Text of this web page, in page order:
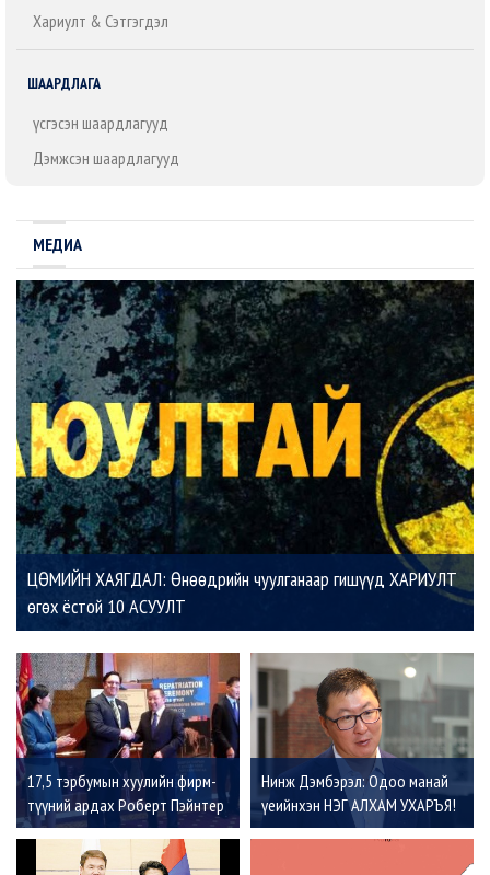
Хариулт & Сэтгэгдэл
ШААРДЛАГА
Үүсгэсэн шаардлагууд
Дэмжсэн шаардлагууд
МЕДИА
ЦӨМИЙН ХАЯГДАЛ: Өнөөдрийн чуулганаар гишүүд ХАРИУЛТ
өгөх ёстой 10 АСУУЛТ
17,5 тэрбумын хуулийн фирм-
түүний ардах Роберт Пэйнтер
гэж хэн бэ?
Нинж Дэмбэрэл: Одоо манай
үеийнхэн НЭГ АЛХАМ УХАРЪЯ!